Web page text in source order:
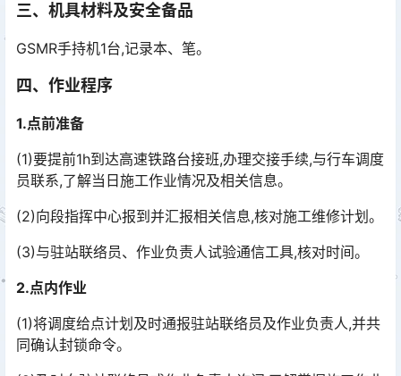
三、机具材料及安全备品
GSMR手持机1台,记录本、笔。
四、作业程序
1.点前准备
(1)要提前1h到达高速铁路台接班,办理交接手续,与行车调度
员联系,了解当日施工作业情况及相关信息。
(2)向段指挥中心报到并汇报相关信息,核对施工维修计划。
(3)与驻站联络员、作业负责人试验通信工具,核对时间。
2.点内作业
(1)将调度给点计划及时通报驻站联络员及作业负责人,并共
同确认封锁命令。